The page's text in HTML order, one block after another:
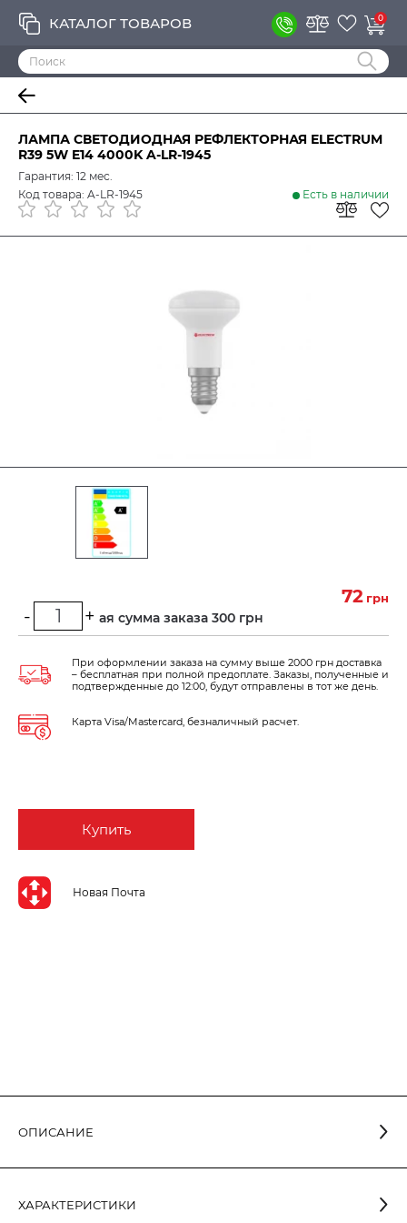
КАТАЛОГ ТОВАРОВ 0
ЛАМПА СВЕТОДИОДНАЯ РЕФЛЕКТОРНАЯ ELECTRUM
R39 5W E14 4000K A-LR-1945
ОПИСАНИЕ
грибовидную форму колбы с опаловым стеклом. Эта LED
ХАРАКТЕРИСТИКИ
Гарантия: 12 мес.
Код товара: A-LR-1945
Есть в наличии
72 грн
Минимальная сумма заказа 300 грн
- +
Купить
Новая Почта
При оформлении заказа на сумму выше 2000 грн доставка
– бесплатная при полной предоплате. Заказы, полученные и
подтвержденные до 12:00, будут отправлены в тот же день.
Карта Visa/Mastercard, безналичный расчет.